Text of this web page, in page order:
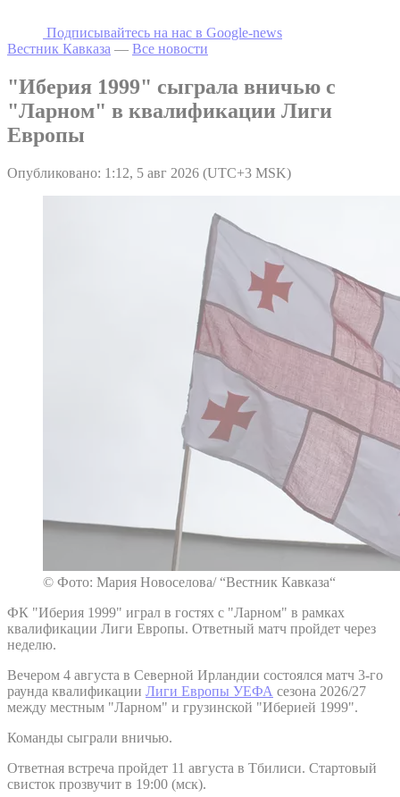
Подписывайтесь на наc в Google-news
Вестник Кавказа — Все новости
"Иберия 1999" сыграла вничью с
"Ларном" в квалификации Лиги
Европы
Опубликовано: 1:12, 5 авг 2026 (UTC+3 MSK)
© Фото: Мария Новоселова/ “Вестник Кавказа“
ФК "Иберия 1999" играл в гостях с "Ларном" в рамках
квалификации Лиги Европы. Ответный матч пройдет через
неделю.
Вечером 4 августа в Северной Ирландии состоялся матч 3-го
раунда квалификации Лиги Европы УЕФА сезона 2026/27
между местным "Ларном" и грузинской "Иберией 1999".
Команды сыграли вничью.
Ответная встреча пройдет 11 августа в Тбилиси. Стартовый
свисток прозвучит в 19:00 (мск).